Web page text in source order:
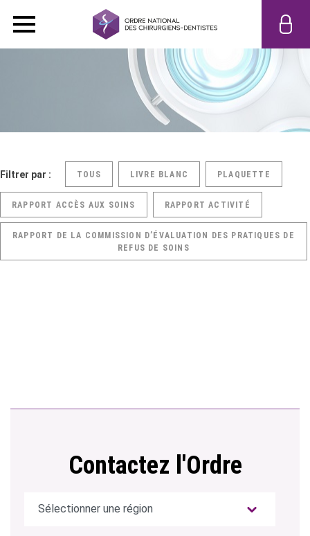
Filtrer par : TOUS LIVRE BLANC PLAQUETTE
RAPPORT ACCÈS AUX SOINS RAPPORT ACTIVITÉ
RAPPORT DE LA COMMISSION D’ÉVALUATION DES PRATIQUES DE
REFUS DE SOINS
Contactez l'Ordre